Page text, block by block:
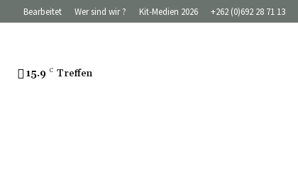
Bearbeitet Wer sind wir ? Kit-Medien 2026 +262 (0)692 28 71 13
15.9 C Treffen